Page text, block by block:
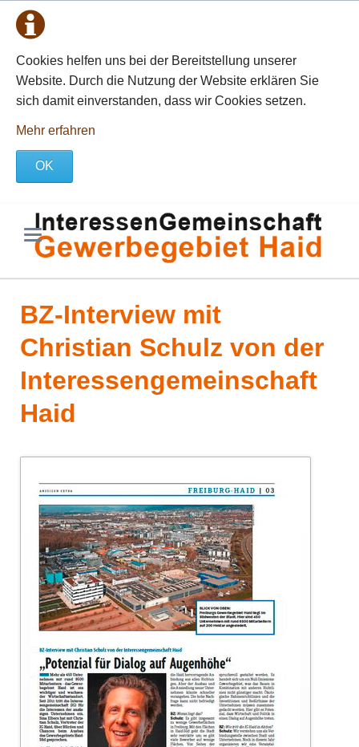
Cookies helfen uns bei der Bereitstellung unserer
Website. Durch die Nutzung der Website erklären Sie
sich damit einverstanden, dass wir Cookies setzen.
Mehr erfahren
OK
BZ-Interview mit
Christian Schulz von der
Interessengemeinschaft
Haid